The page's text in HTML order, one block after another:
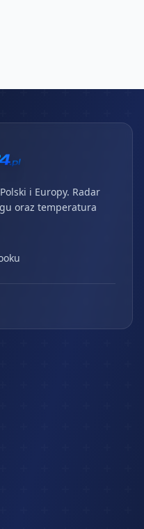
i Europy. Radar
oraz temperatura